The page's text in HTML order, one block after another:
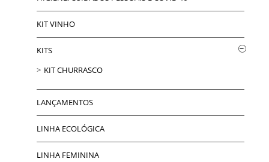
KIT VINHO
KITS
KIT CHURRASCO
LANÇAMENTOS
LINHA ECOLÓGICA
LINHA FEMININA